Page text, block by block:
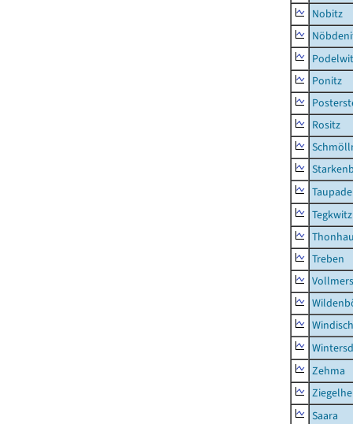
Nobitz
Ponitz
Rositz
Tegkwitz
Treben
Zehma
Saara